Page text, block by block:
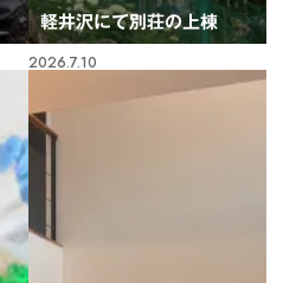
軽井沢にて別荘の上棟
2026.7.10